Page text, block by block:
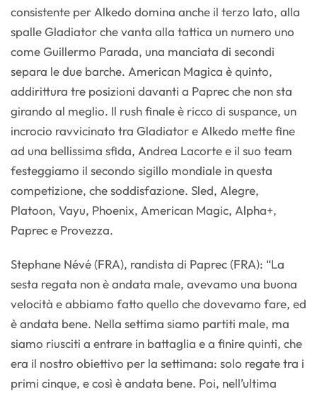
consistente per Alkedo domina anche il terzo lato, alla
spalle Gladiator che vanta alla tattica un numero uno
come Guillermo Parada, una manciata di secondi
separa le due barche. American Magica è quinto,
addirittura tre posizioni davanti a Paprec che non sta
girando al meglio. Il rush finale è ricco di suspance, un
incrocio ravvicinato tra Gladiator e Alkedo mette fine
ad una bellissima sfida, Andrea Lacorte e il suo team
festeggiamo il secondo sigillo mondiale in questa
competizione, che soddisfazione. Sled, Alegre,
Platoon, Vayu, Phoenix, American Magic, Alpha+,
Paprec e Provezza.
Stephane Névé (FRA), randista di Paprec (FRA): “La
sesta regata non è andata male, avevamo una buona
velocità e abbiamo fatto quello che dovevamo fare, ed
è andata bene. Nella settima siamo partiti male, ma
siamo riusciti a entrare in battaglia e a finire quinti, che
era il nostro obiettivo per la settimana: solo regate tra i
primi cinque, e così è andata bene. Poi, nell’ultima